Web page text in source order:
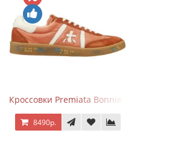
Кроссовки Premiata Bonnie Brick Orange
8490р.